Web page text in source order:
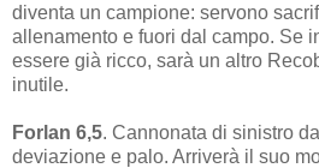
diventa un campione: servono
allenamento e fuori dal campo. Se
essere già ricco, sarà un altro
inutile.
Forlan 6,5. Cannonata di sinistro
deviazione e palo. Arriverà il suo